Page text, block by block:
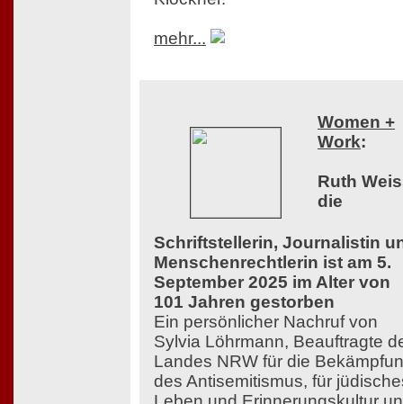
mehr...
Women +
Work:
Ruth
die
Schriftstellerin, Journalistin
Menschenrechtlerin ist am 5.
September 2025 im Alter von
101 Jahren gestorben
Ein persönlicher Nachruf von
Sylvia Löhrmann, Beauftragte
Landes NRW für die
des Antisemitismus, für